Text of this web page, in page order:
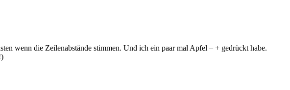
wenn die Zeilenabstände stimmen. Und ich ein paar mal Apfel – + gedrückt habe.